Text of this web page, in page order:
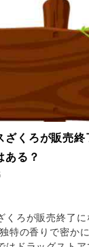
ざくろが販売
ある？
くろが販売終了
特の香りで密か